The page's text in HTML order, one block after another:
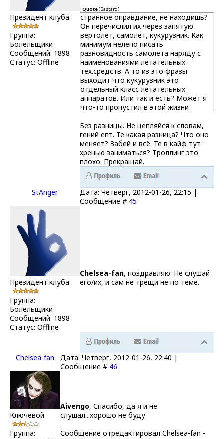
Президент клуба
Группа:
Болельщики
Сообщений: 1898
Статус: Offline
Quote(Bastard)
странное оправдание, не находишь?
Он перечислил их через запятую:
вертолёт, самолёт, кукурузник. Как
минимум нелепо писать
разновидность самолёта наряду с
наименованиями летательных
тех.средств. А то из это фразы
выходит что кукурузник это
отдельный класс летательных
аппаратов. Или так и есть? Может я
что-то пропустил в этой жизни
Без разницы. Не цепляйся к словам,
гений епт. Те какая разница? Что оно
меняет? Забей и всё. Те в кайф тут
хренью заниматься? Троллинг это
плохо. Прекращай.
StAnger
Дата: Четверг, 2012-01-26, 22:15 |
Сообщение # 45
Президент клуба
Группа:
Болельщики
Сообщений: 1898
Статус: Offline
Chelsea-fаn, поздравляю. Не слушай
его/их, и сам не трещи не по теме.
Chelsea-fаn
Дата: Четверг, 2012-01-26, 22:40 |
Сообщение # 46
Ключевой
Группа:
Aivengo, Спасибо, да я и не
слушал...хорошо не буду.
Сообщение отредактировал Chelsea-fаn -